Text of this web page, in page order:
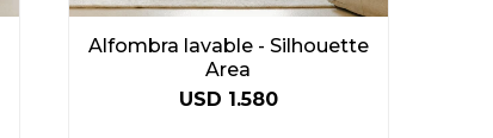
Alfombra lavable - Silhouette
Area
USD 1.580